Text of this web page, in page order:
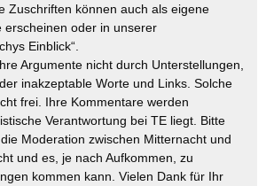
Zuschriften können auch als eigene
erscheinen oder in unserer
Einblick“.
Argumente nicht durch Unterstellungen,
inakzeptable Worte und Links. Solche
frei. Ihre Kommentare werden
Verantwortung bei TE liegt. Bitte
Moderation zwischen Mitternacht und
und es, je nach Aufkommen, zu
kommen kann. Vielen Dank für Ihr